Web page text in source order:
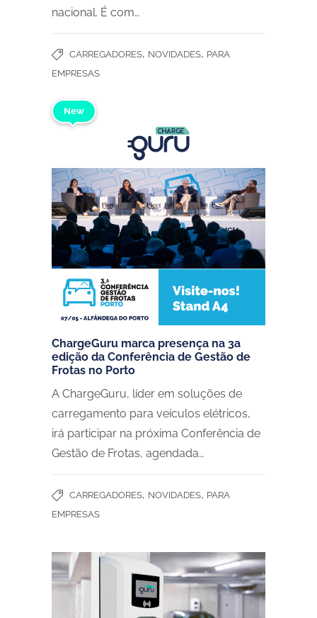
nacional. É com…
CARREGADORES, NOVIDADES, PARA
EMPRESAS
New
ChargeGuru marca presença na 3a
edição da Conferência de Gestão de
Frotas no Porto
A ChargeGuru, líder em soluções de
carregamento para veículos elétricos,
irá participar na próxima Conferência de
Gestão de Frotas, agendada…
CARREGADORES, NOVIDADES, PARA
EMPRESAS